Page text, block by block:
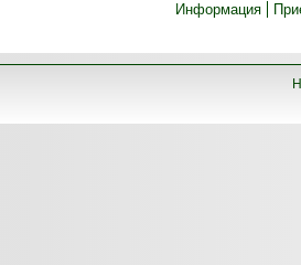
Информация